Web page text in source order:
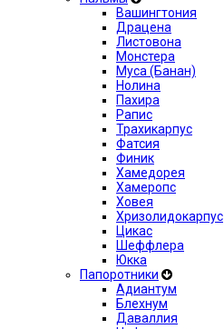
Вашингтония
Драцена
Листовона
Монстера
Муса (Банан)
Нолина
Пахира
Рапис
Трахикарпус
Фатсия
Финик
Хамедорея
Хамеропс
Ховея
Хризолидокарпус
Цикас
Шеффлера
Юкка
Папоротники
Адиантум
Блехнум
Даваллия